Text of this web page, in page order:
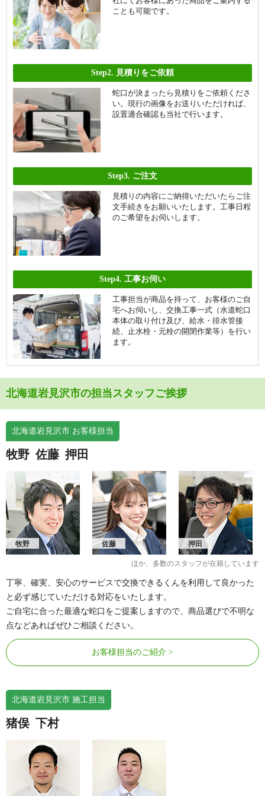
ことも可能です。
Step2. 見積りをご依頼
蛇口が決まったら見積りをご依頼くださ
い。現行の画像をお送りいただければ、
設置適合確認も当社で行います。
Step3. ご注文
見積りの内容にご納得いただいたらご注
文手続きをお願いいたします。工事日程
のご希望をお伺いします。
Step4. 工事お伺い
工事担当が商品を持って、お客様のご自
宅へお伺いし、交換工事一式（水道蛇口
本体の取り付け及び、給水・排水管接
続、止水栓・元栓の開閉作業等）を行い
ます。
北海道岩見沢市の担当スタッフご挨拶
北海道岩見沢市 お客様担当
牧野 佐藤 押田
牧野 佐藤 押田
ほか、多数のスタッフが在籍しています
丁寧、確実、安心のサービスで交換できるくんを利用して良かった
と必ず感じていただける対応をいたします。
ご自宅に合った最適な蛇口をご提案しますので、商品選びで不明な
点などあればぜひご相談ください。
お客様担当のご紹介
北海道岩見沢市 施工担当
猪俣 下村